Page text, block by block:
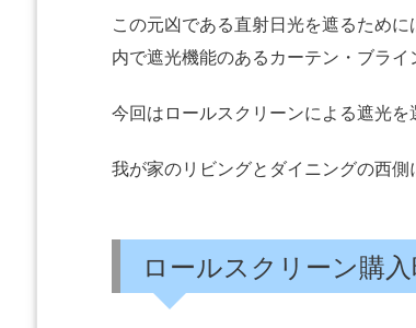
この元凶である直射日光を遮るため
内で遮光機能のあるカーテン・ブライ
今回はロールスクリーンによる遮光を
我が家のリビングとダイニングの西側
ロールスクリーン購